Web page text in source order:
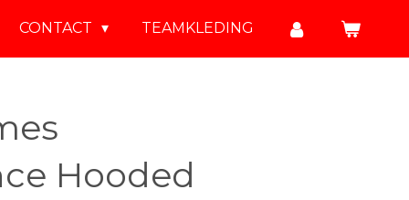
CONTACT TEAMKLEDING
Hooded